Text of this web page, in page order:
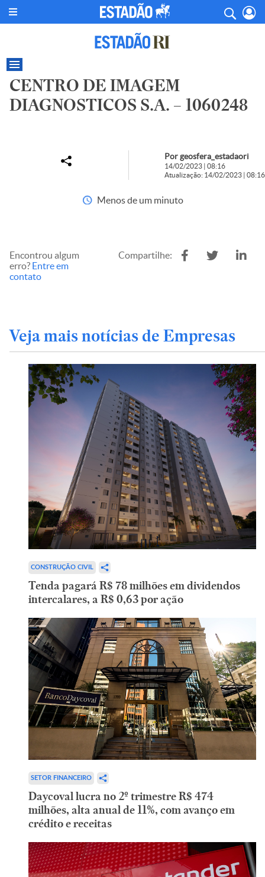
CENTRO DE IMAGEM
DIAGNOSTICOS S.A. – 1060248
Por geosfera_estadaori
14/02/2023 | 08:16
Atualização: 14/02/2023 | 08:16
Menos de um minuto
Encontrou algum
erro? Entre em
contato
Compartilhe:
Veja mais notícias de Empresas
CONSTRUÇÃO CIVIL
Tenda pagará R$ 78 milhões em dividendos
intercalares, a R$ 0,63 por ação
SETOR FINANCEIRO
Daycoval lucra no 2º trimestre R$ 474
milhões, alta anual de 11%, com avanço em
crédito e receitas